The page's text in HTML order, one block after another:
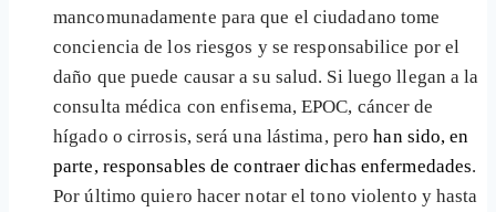
mancomunadamente para que el ciudadano tome
conciencia de los riesgos y se responsabilice por el
daño que puede causar a su salud. Si luego llegan a la
consulta médica con enfisema, EPOC, cáncer de
hígado o cirrosis, será una lástima, perohan sido, en
parte, responsables de contraer dichas enfermedades.
Por último quiero hacer notar el tono violento y hasta